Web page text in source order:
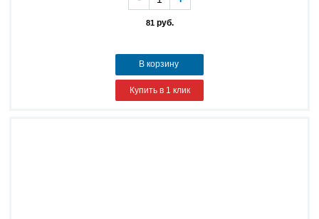
81руб.
В корзину
Купить в 1 клик